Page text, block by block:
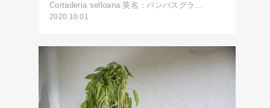
Cortaderia selloana 英名：パンパスグラ…
2020.10.01